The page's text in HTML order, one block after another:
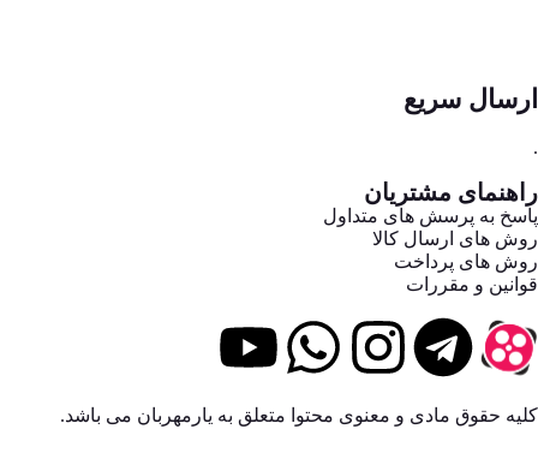
ارسال سریع
.
راهنمای مشتریان
پاسخ به پرسش های متداول
روش های ارسال کالا
روش های پرداخت
قوانین و مقررات
کلیه حقوق مادی و معنوی محتوا متعلق به یارمهربان می باشد.